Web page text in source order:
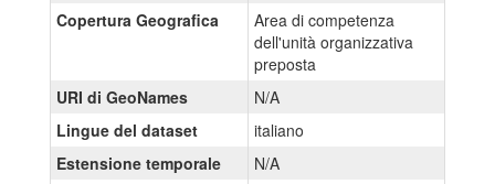
Copertura Geografica
Area di competenza
dell'unità organizzativa
preposta
URI di GeoNames
N/A
Lingue del dataset
italiano
Estensione temporale
N/A